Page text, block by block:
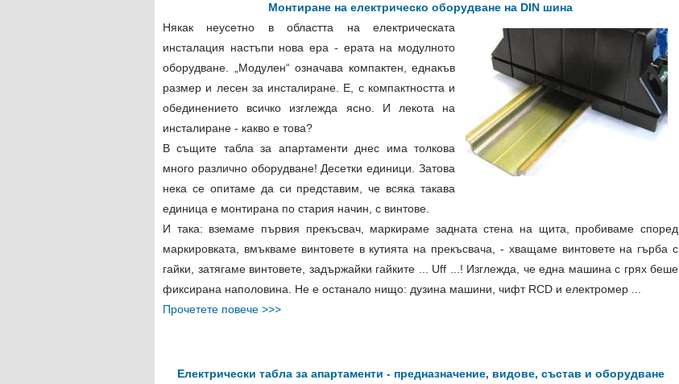
Монтиране на електрическо оборудване на DIN шина
Някак неусетно в областта на електрическата
инсталация настъпи нова ера - ерата на модулното
оборудване. „Модулен“ означава компактен, еднакъв
размер и лесен за инсталиране. Е, с компактността и
обединението всичко изглежда ясно. И лекота на
инсталиране - какво е това?
В същите табла за апартаменти днес има толкова
много различно оборудване! Десетки единици. Затова
нека се опитаме да си представим, че всяка такава
единица е монтирана по стария начин, с винтове.
И така: вземаме първия прекъсвач, маркираме задната стена на щита, пробиваме според
маркировката, вмъкваме винтовете в кутията на прекъсвача, - хващаме винтовете на гърба с
гайки, затягаме винтовете, задържайки гайките ... Uff ...! Изглежда, че една машина с грях беше
фиксирана наполовина. Не е останало нищо: дузина машини, чифт RCD и електромер ...
Прочетете повече >>>
Електрически табла за апартаменти - предназначение, видове, състав и оборудване